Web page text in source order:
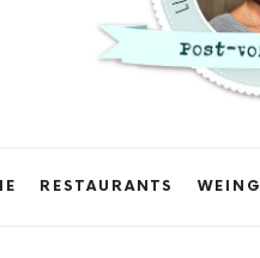
RESTAURANTS